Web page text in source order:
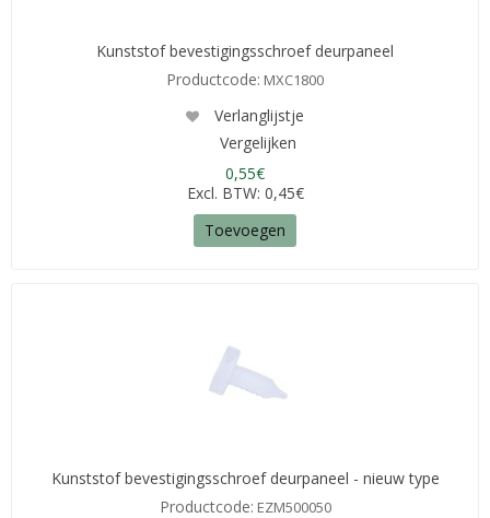
Kunststof bevestigingsschroef deurpaneel
Productcode: MXC1800
Verlanglijstje
Vergelijken
0,55€
Excl. BTW: 0,45€
Toevoegen
Kunststof bevestigingsschroef deurpaneel - nieuw type
Productcode: EZM500050